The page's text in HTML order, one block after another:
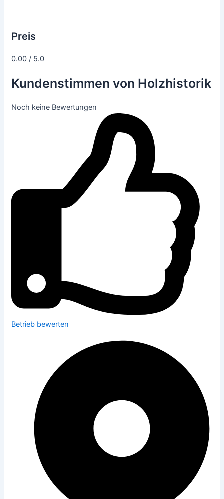
Preis
0.00 / 5.0
Kundenstimmen von Holzhistorik
Noch keine Bewertungen
Betrieb bewerten